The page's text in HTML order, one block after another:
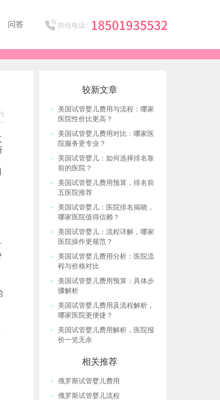
问答
较新文章
美国试管婴儿费用与流程：哪家
医院性价比更高？
美国试管婴儿费用对比：哪家医
院服务更专业？
美国试管婴儿：如何选择排名靠
前的医院？
美国试管婴儿费用预算，排名前
五医院推荐
美国试管婴儿：医院排名揭晓，
哪家医院值得信赖？
美国试管婴儿：流程详解，哪家
医院操作更规范？
美国试管婴儿费用分析：医院流
程与价格对比
美国试管婴儿费用预算：具体步
骤解析
美国试管婴儿费用及流程解析，
哪家医院更便捷？
美国试管婴儿费用解析，医院报
价一览无余
相关推荐
俄罗斯试管婴儿费用
俄罗斯试管婴儿流程